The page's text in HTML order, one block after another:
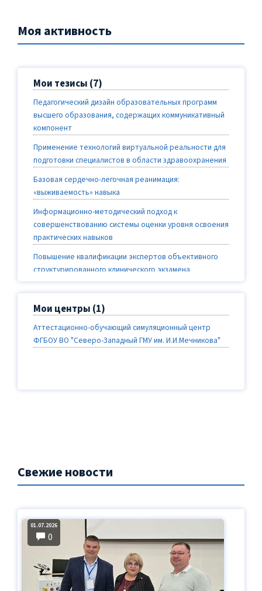
Моя активность
Мои тезисы (7)
Педагогический дизайн образовательных программ
высшего образования, содержащих коммуникативный
компонент
Применение технологий виртуальной реальности для
подготовки специалистов в области здравоохранения
Базовая сердечно-легочная реанимация:
«выживаемость» навыка
Информационно-методический подход к
совершенствованию системы оценки уровня освоения
практических навыков
Повышение квалификации экспертов объективного
структурированного клинического экзамена
акушерству и гинекологии с использованием
симуляционного оборудования
Мои центры (1)
Аттестационно-обучающий симуляционный центр
ФГБОУ ВО "Северо-Западный ГМУ им. И.И.Мечникова"
Свежие новости
01.07.2026
0